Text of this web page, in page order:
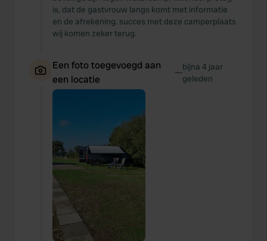
our social media, advertising and analytics partners who
may combine it with other information that you’ve
provided to them or that they’ve collected from your use
is, dat de gastvrouw langs komt met informatie
en de afrekening. succes met deze camperplaats
wij komen zeker terug.
Een foto toegevoegd aan
een locatie
—bijna 4 jaar
geleden